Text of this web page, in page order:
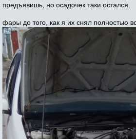
предъявишь, но осадочек таки остался.
фары до того, как я их снял полностью